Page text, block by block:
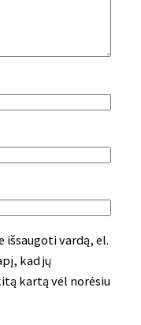
išsaugoti vardą, el.
kad jų
kartą vėl norėsiu